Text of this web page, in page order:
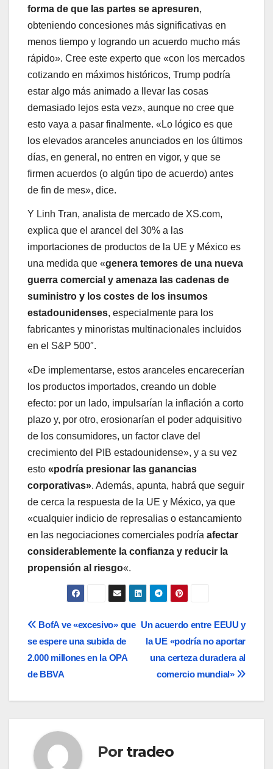
forma de que las partes se apresuren,
obteniendo concesiones más significativas en
menos tiempo y logrando un acuerdo mucho más
rápido». Cree este experto que «con los mercados
cotizando en máximos históricos, Trump podría
estar algo más animado a llevar las cosas
demasiado lejos esta vez», aunque no cree que
esto vaya a pasar finalmente. «Lo lógico es que
los elevados aranceles anunciados en los últimos
días, en general, no entren en vigor, y que se
firmen acuerdos (o algún tipo de acuerdo) antes
de fin de mes», dice.
Y Linh Tran, analista de mercado de XS.com,
explica que el arancel del 30% a las
importaciones de productos de la UE y México es
una medida que «genera temores de una nueva
guerra comercial y amenaza las cadenas de
suministro y los costes de los insumos
estadounidenses, especialmente para los
fabricantes y minoristas multinacionales incluidos
en el S&P 500″.
«De implementarse, estos aranceles encarecerían
los productos importados, creando un doble
efecto: por un lado, impulsarían la inflación a corto
plazo y, por otro, erosionarían el poder adquisitivo
de los consumidores, un factor clave del
crecimiento del PIB estadounidense», y a su vez
esto «podría presionar las ganancias
corporativas». Además, apunta, habrá que seguir
de cerca la respuesta de la UE y México, ya que
«cualquier indicio de represalias o estancamiento
en las negociaciones comerciales podría afectar
considerablemente la confianza y reducir la
propensión al riesgo«.
Navegación
de
entradas
Un acuerdo entre EEUU y
la UE «podría no aportar
una certeza duradera al
comercio mundial»
BofA ve «excesivo» que
se espere una subida de
2.000 millones en la OPA
de BBVA
Por tradeo